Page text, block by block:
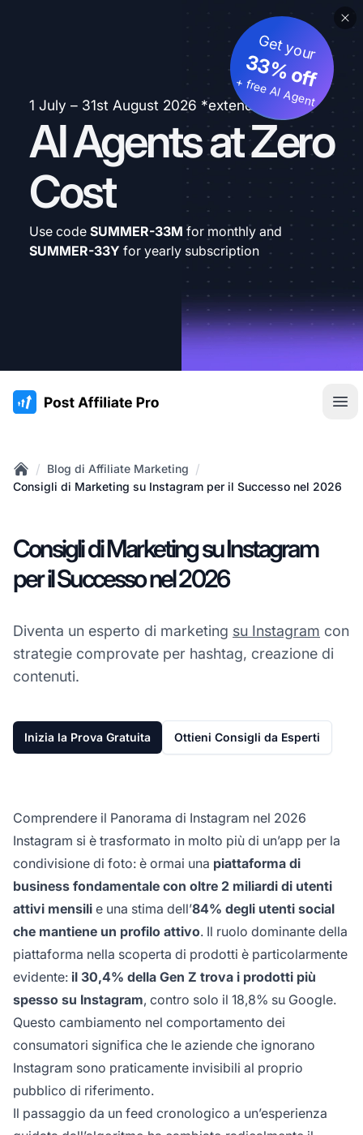
1 July – 31st August 2026 *extended
AI Agents at Zero
Cost
Get your
33% off
+ free AI Agent
Use code SUMMER-33M for monthly and
SUMMER-33Y for yearly subscription
:site.title
Home
/ Blog di Affiliate Marketing /
Consigli di Marketing su Instagram per il Successo nel 2026
Consigli di Marketing su Instagram
per il Successo nel 2026
Diventa un esperto di marketing su Instagram con
strategie comprovate per hashtag, creazione di
contenuti.
Inizia la Prova Gratuita Ottieni Consigli da Esperti
Comprendere il Panorama di Instagram nel 2026
Instagram si è trasformato in molto più di un’app per la
condivisione di foto: è ormai una piattaforma di
business fondamentale con oltre 2 miliardi di utenti
attivi mensili e una stima dell’84% degli utenti social
che mantiene un profilo attivo. Il ruolo dominante della
piattaforma nella scoperta di prodotti è particolarmente
evidente: il 30,4% della Gen Z trova i prodotti più
spesso su Instagram, contro solo il 18,8% su Google.
Questo cambiamento nel comportamento dei
consumatori significa che le aziende che ignorano
Instagram sono praticamente invisibili al proprio
pubblico di riferimento.
Il passaggio da un feed cronologico a un’esperienza